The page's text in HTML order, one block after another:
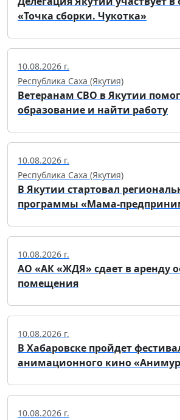
«Точка сборки. Чукотка»
10.08.2026 г.
Республика Саха (Якутия)
Ветеранам СВО в Якутии
образование и найти работу
10.08.2026 г.
Республика Саха (Якутия)
В Якутии стартовал
программы «Мама-
10.08.2026 г.
АО «АК «ЖДЯ» сдает в аренду
помещения
10.08.2026 г.
В Хабаровске пройдет
анимационного кино
10.08.2026 г.